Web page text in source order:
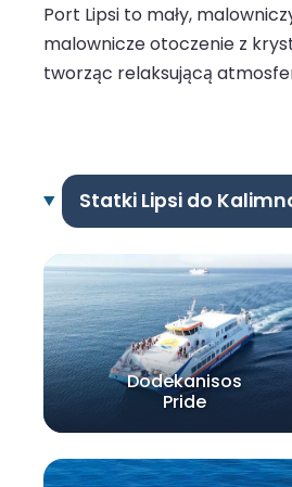
Port Lipsi to mały,
malownicze otoczenie z
tworząc relaksującą
Statki Lipsi do
Dodekanisos
Pride